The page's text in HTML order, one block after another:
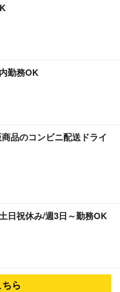
勤務OK
品のコンビニ配送ドライ
日祝休み/週3日～勤務OK
ら